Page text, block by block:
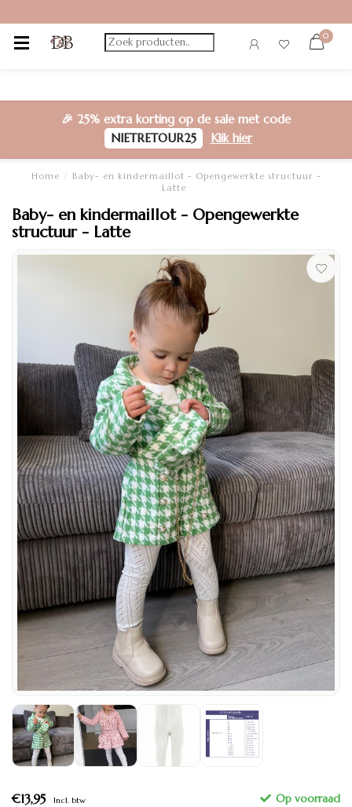
0
🎉 25% extra korting op de sale met code
NIETRETOUR25
Klik hier
Home
Baby- en kindermaillot - Opengewerkte structuur -
Latte
Baby- en kindermaillot - Opengewerkte
structuur - Latte
€13,95 Incl. btw